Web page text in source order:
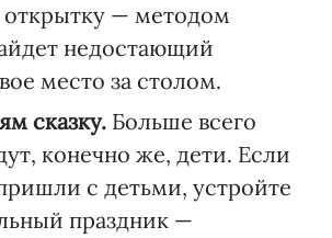
открытку — методом
недостающий
место за столом.
сказку. Больше всего
конечно же, дети. Если
с детьми, устройте
праздник —